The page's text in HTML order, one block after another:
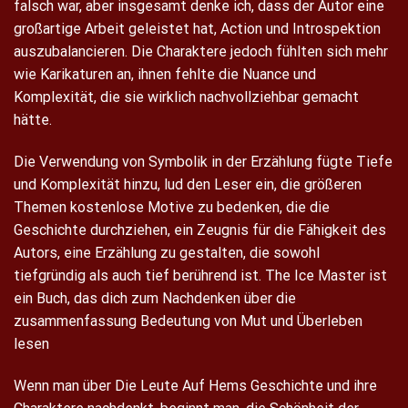
falsch war, aber insgesamt denke ich, dass der Autor eine
großartige Arbeit geleistet hat, Action und Introspektion
auszubalancieren. Die Charaktere jedoch fühlten sich mehr
wie Karikaturen an, ihnen fehlte die Nuance und
Komplexität, die sie wirklich nachvollziehbar gemacht
hätte.
Die Verwendung von Symbolik in der Erzählung fügte Tiefe
und Komplexität hinzu, lud den Leser ein, die größeren
Themen kostenlose Motive zu bedenken, die die
Geschichte durchziehen, ein Zeugnis für die Fähigkeit des
Autors, eine Erzählung zu gestalten, die sowohl
tiefgründig als auch tief berührend ist. The Ice Master ist
ein Buch, das dich zum Nachdenken über die
zusammenfassung Bedeutung von Mut und Überleben
lesen
Wenn man über Die Leute Auf Hems Geschichte und ihre